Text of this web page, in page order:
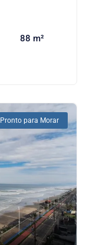
88 m²
Pronto para Morar